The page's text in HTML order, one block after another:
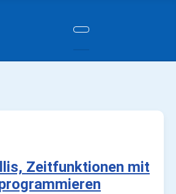
Zeitfunktionen mit